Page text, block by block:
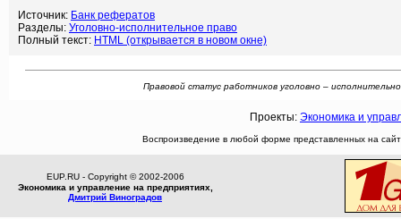
Источник: Банк рефератов
Разделы: Уголовно-исполнительное право
Полный текст: HTML (открывается в новом окне)
Правовой статус работников уголовно –
Проекты: Экономика и
Воспроизведение в любой форме представленных на
EUP.RU - Copyright © 2002-2006
Экономика и управление на предприятиях,
Дмитрий Виноградов